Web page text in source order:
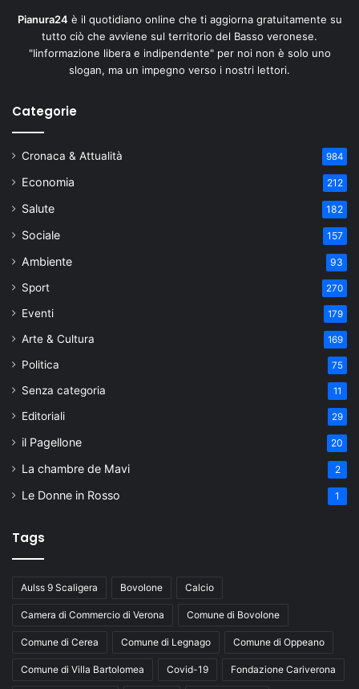
Pianura24 è il quotidiano online che ti aggiorna gratuitamente su
tutto ciò che avviene sul territorio del Basso veronese.
"Iinformazione libera e indipendente" per noi non è solo uno
slogan, ma un impegno verso i nostri lettori.
Categorie
Cronaca & Attualità 984
Economia 212
Salute 182
Sociale 157
Ambiente 93
Sport 270
Eventi 179
Arte & Cultura 169
Politica 75
Senza categoria 11
Editoriali 29
il Pagellone 20
La chambre de Mavi 2
Le Donne in Rosso 1
Tags
Aulss 9 Scaligera Bovolone Calcio
Camera di Commercio di Verona Comune di Bovolone
Comune di Cerea Comune di Legnago Comune di Oppeano
Comune di Villa Bartolomea Covid-19 Fondazione Cariverona